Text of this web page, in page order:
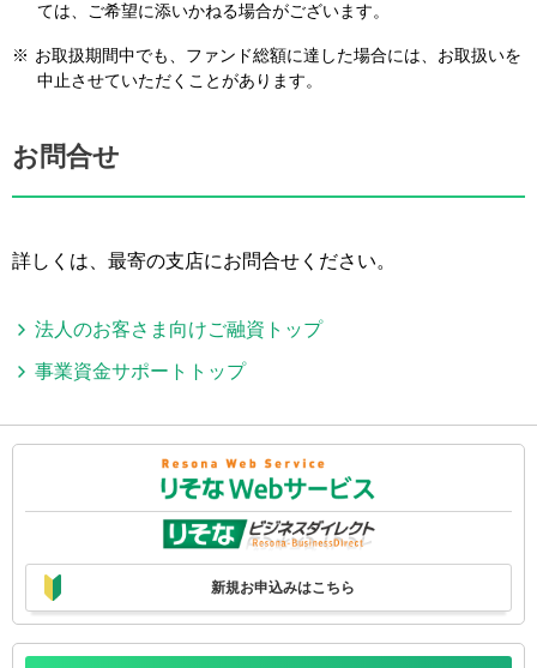
ては、ご希望に添いかねる場合がございます。
※ お取扱期間中でも、ファンド総額に達した場合には、お取扱いを
中止させていただくことがあります。
お問合せ
詳しくは、最寄の支店にお問合せください。
法人のお客さま向けご融資トップ
事業資金サポートトップ
新規お申込みはこちら